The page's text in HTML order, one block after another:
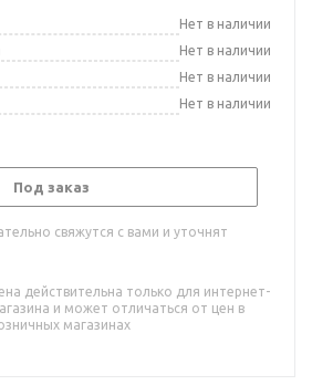
Нет в наличии
Нет в наличии
Нет в наличии
Нет в наличии
Под заказ
свяжутся с вами и уточнят
действительна только для интернет-
и может отличаться от цен в
магазинах